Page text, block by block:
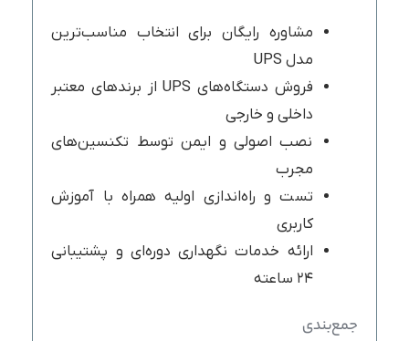
مشاوره رایگان برای انتخاب مناسب‌ترین
مدل UPS
فروش دستگاه‌های UPS از برندهای معتبر
داخلی و خارجی
نصب اصولی و ایمن توسط تکنسین‌های
مجرب
تست و راه‌اندازی اولیه همراه با آموزش
کاربری
ارائه خدمات نگهداری دوره‌ای و پشتیبانی
۲۴ ساعته
جمع‌بندی